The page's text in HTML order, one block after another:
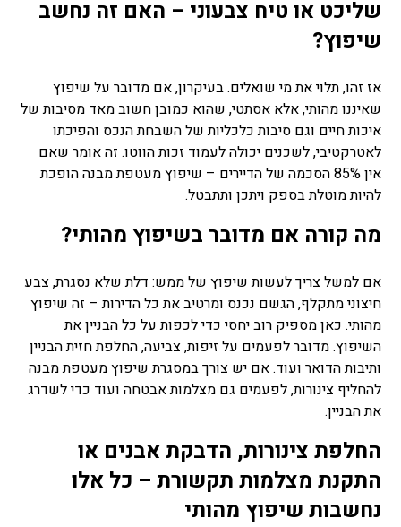
שליכט או טיח צבעוני – האם זה נחשב
שיפוץ?
אז זהו, תלוי את מי שואלים. בעיקרון, אם מדובר על שיפוץ
שאיננו מהותי, אלא אסתטי, שהוא כמובן חשוב מאד מסיבות של
איכות חיים וגם סיבות כלכליות של השבחת הנכס והפיכתו
לאטרקטיבי, לשכנים יכולה לעמוד זכות הווטו. זה אומר שאם
אין 85% הסכמה של הדיירים – שיפוץ מעטפת מבנה הופכת
להיות מוטלת בספק ויתכן ותתבטל.
מה קורה אם מדובר בשיפוץ מהותי?
אם למשל צריך לעשות שיפוץ של ממש: דלת שלא נסגרת, צבע
חיצוני מתקלף, הגשם נכנס ומרטיב את כל הדירות – זה שיפוץ
מהותי. כאן מספיק רוב יחסי כדי לכפות על כל הבניין את
השיפוץ. מדובר לפעמים על זיפות, צביעה, החלפת חזית הבניין
ותיבות הדואר ועוד. אם יש צורך במסגרת שיפוץ מעטפת מבנה
להחליף צינורות, לפעמים גם מצלמות אבטחה ועוד כדי לשדרג
את הבניין.
החלפת צינורות, הדבקת אבנים או
התקנת מצלמות תקשורת – כל אלו
נחשבות שיפוץ מהותי